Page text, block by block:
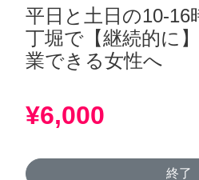
平日と土日の10-16
丁堀で【継続的に
業できる女性へ
¥6,000
終了